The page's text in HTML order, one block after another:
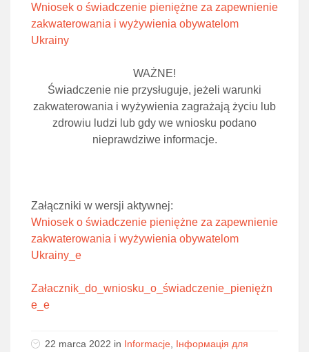
Wniosek o świadczenie pieniężne za zapewnienie
zakwaterowania i wyżywienia obywatelom
Ukrainy
WAŻNE!
Świadczenie nie przysługuje, jeżeli warunki
zakwaterowania i wyżywienia zagrażają życiu lub
zdrowiu ludzi lub gdy we wniosku podano
nieprawdziwe informacje.
Załączniki w wersji aktywnej:
Wniosek o świadczenie pieniężne za zapewnienie
zakwaterowania i wyżywienia obywatelom
Ukrainy_e
Załacznik_do_wniosku_o_świadczenie_pieniężn
e_e
22 marca 2022 in Informacje Інформація для